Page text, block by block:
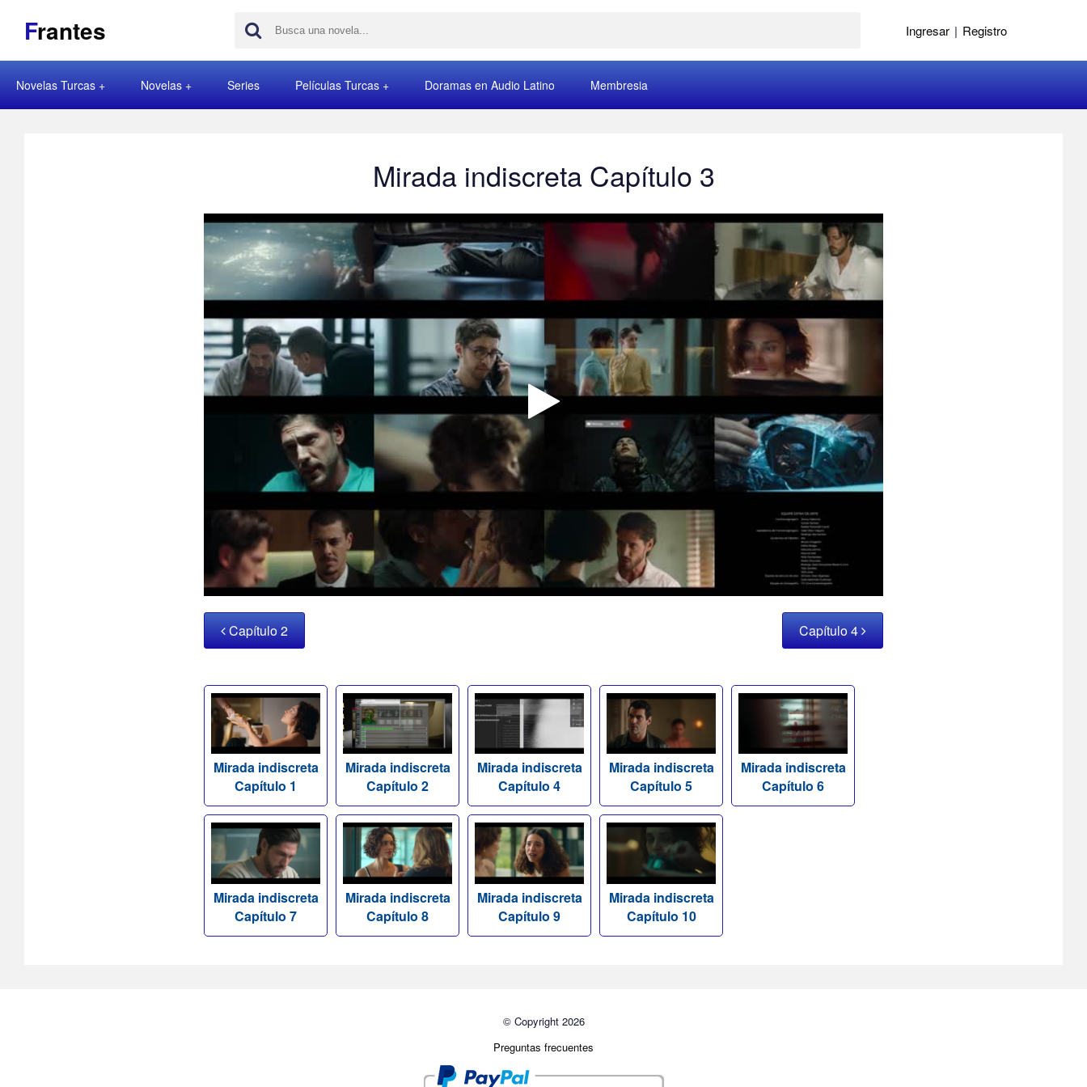
Frantes Ingresar | Registro
Novelas Turcas Novelas Series Películas Turcas Doramas en Audio Latino Membresia
Mirada indiscreta Capítulo 3
Capítulo 2 Capítulo 4
Mirada indiscreta
Capítulo 1
Mirada indiscreta
Capítulo 2
Mirada indiscreta
Capítulo 4
Mirada indiscreta
Capítulo 5
Mirada indiscreta
Capítulo 6
Mirada indiscreta
Capítulo 7
Mirada indiscreta
Capítulo 8
Mirada indiscreta
Capítulo 9
Mirada indiscreta
Capítulo 10
© Copyright 2026
Preguntas frecuentes